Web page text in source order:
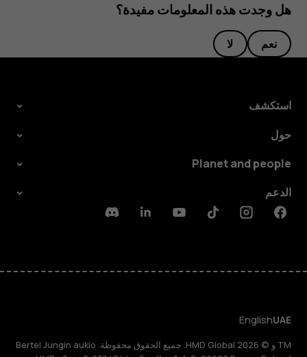
هل وجدت هذه المعلومات مفيدة؟
نعم لا
استكشف
حول
Planet and people
الدعم
Facebook
Instagram
Tiktok
Youtube
Linkedin
Discord
UAE
English
TM و © 2026 HMD Global. جميع الحقوق محفوظة. Bertel Jungin aukio